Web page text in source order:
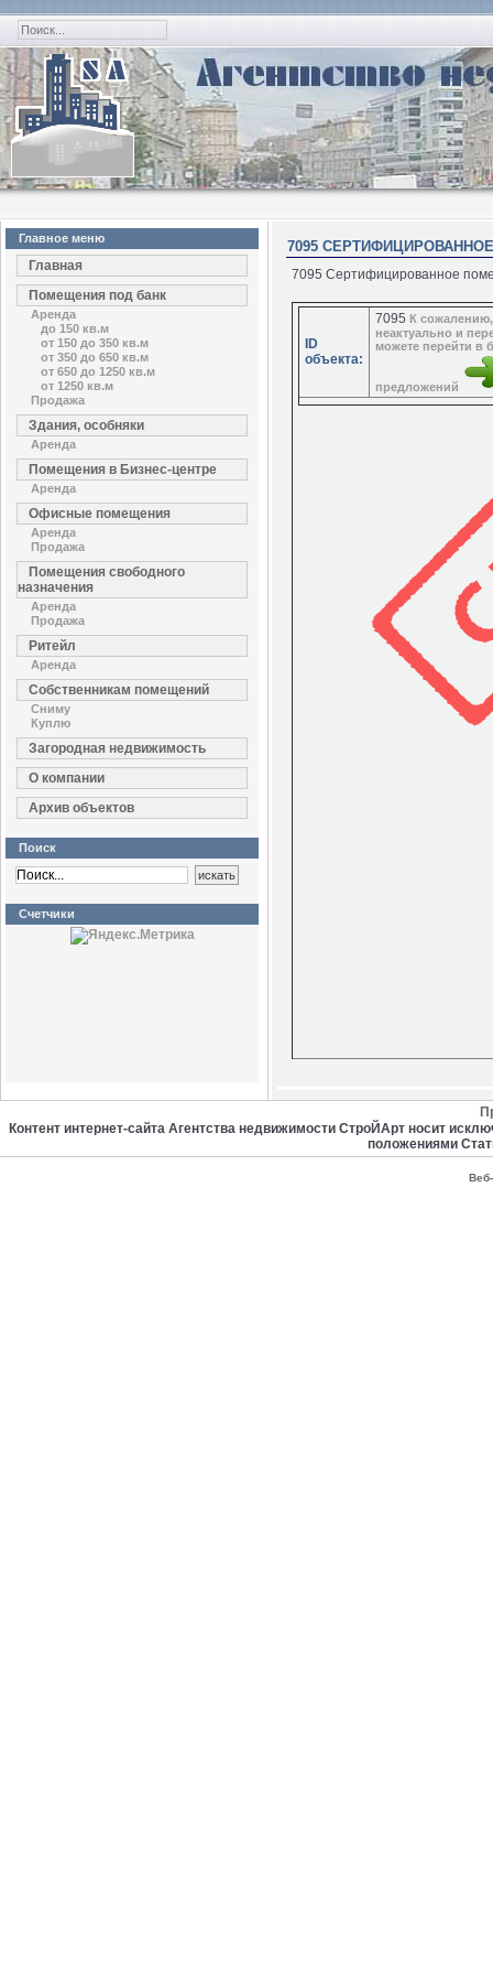
Главное меню
Главная
Помещения под банк
Аренда
до 150 кв.м
от 150 до 350 кв.м
от 350 до 650 кв.м
от 650 до 1250 кв.м
от 1250 кв.м
Продажа
Здания, особняки
Аренда
Помещения в Бизнес-центре
Аренда
Офисные помещения
Аренда
Продажа
Помещения свободного
назначения
Аренда
Продажа
Ритейл
Аренда
Собственникам помещений
Сниму
Куплю
Загородная недвижимость
О компании
Архив объектов
Поиск
Счетчики
7095
7095 Сертифицированное
ID
объекта:
7095 К
неактуально и
можете перейти в
предложений
Контент интернет-сайта Агентства недвижимости СтроЙАрт носит
положениями